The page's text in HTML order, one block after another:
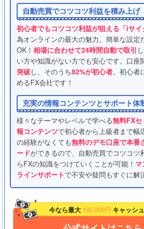
自動売買でコツコツ利益を積み上げ
初心者でもコツコツ利益が狙える「iサ
為オンラインの最大の魅力。簡単な設定
OK！ 相場に合わせて24時間自動で取引
い方や知識がない方でも安心です。口座
突破し、そのうち82%が初心者。初心者
めるFX会社です！
充実の情報コンテンツとサポート体
様々なテーマやレベルで学べる無料FX
報コンテンツで初心者から上級者まで幅
の経験がなくても無料のデモ口座で本番
ードができるので、自動売買でコツコツ
らFXの知識をつけていくことが可能！
ラインサポートで不安や疑問もすぐに解
今なら最大 150,000円 キャッシ